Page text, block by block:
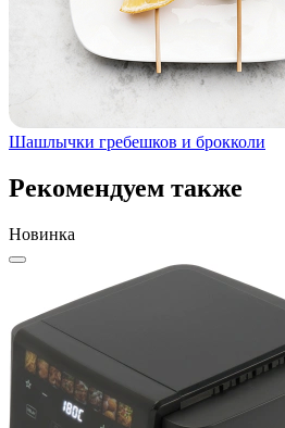
Шашлычки гребешков и брокколи
Рекомендуем также
Новинка